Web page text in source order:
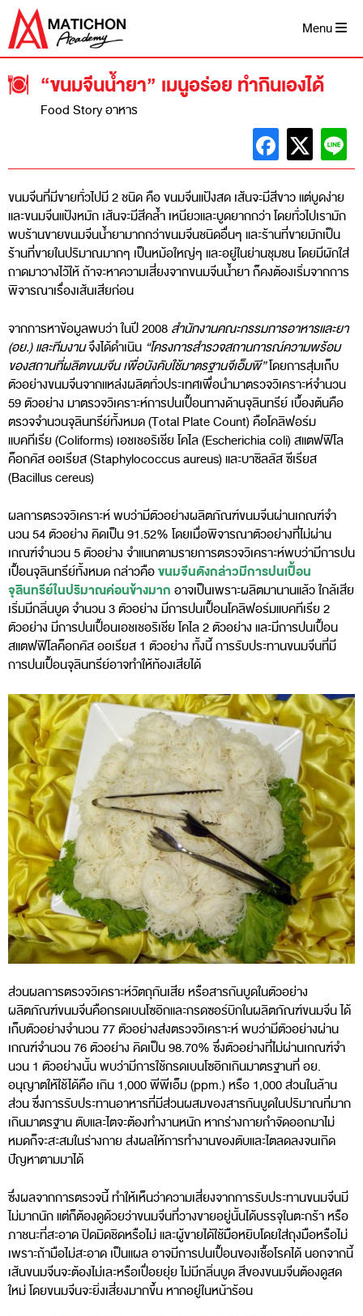
Skip
content
Menu
“ขนมจีนน้ำยา” เมนูอร่อย ทำกินเองได้
Food Story อาหาร
ขนมจีนที่มีขายทั่วไปมี 2 ชนิด คือ ขนมจีนแป้งสด เส้นจะมีสีขาว แต่บูดง่าย
และขนมจีนแป้งหมัก เส้นจะมีสีคล้ำ เหนียวและบูดยากกว่า โดยทั่วไปเรามัก
พบร้านขายขนมจีนน้ำยามากกว่าขนมจีนชนิดอื่นๆ และร้านที่ขายมักเป็น
ร้านที่ขายในปริมาณมากๆ เป็นหม้อใหญ่ๆ และอยู่ในย่านชุมชน โดยมีผักใส่
ถาดมาวางไว้ให้ ถ้าจะหาความเสี่ยงจากขนมจีนน้ำยา ก็คงต้องเริ่มจากการ
พิจารณาเรื่องเส้นเสียก่อน
จากการหาข้อมูลพบว่า ในปี 2008 สํานักงานคณะกรรมการอาหารและยา
(อย.) และทีมงานจึงได้ดําเนิน “โครงการสํารวจสถานการณ์ความพร้อม
ของสถานที่ผลิตขนมจีน เพื่อบังคับใช้มาตรฐานจีเอ็มพี”โดยการสุ่มเก็บ
ตัวอย่างขนมจีนจากแหล่งผลิตทั่วประเทศเพื่อนํามาตรวจวิเคราะห์จํานวน
59 ตัวอย่าง มาตรวจวิเคราะห์การปนเปื้อนทางด้านจุลินทรีย์ เบื้องต้นคือ
ตรวจจํานวนจุลินทรีย์ทั้งหมด (Total Plate Count) คือโคลิฟอร์ม
แบคทีเรีย (Coliforms) เอชเชอริเชีย โคไล (Escherichia coli) สแตฟฟิโล
ค็อกคัส ออเรียส (Staphylococcus aureus) และบาซิลลัส ซีเรียส
(Bacillus cereus)
ผลการตรวจวิเคราะห์ พบว่ามีตัวอย่างผลิตภัณฑ์ขนมจีนผ่านเกณฑ์จํา
นวน 54 ตัวอย่าง คิดเป็น 91.52% โดยเมื่อพิจารณาตัวอย่างที่ไม่ผ่าน
เกณฑ์จํานวน 5 ตัวอย่าง จําแนกตามรายการตรวจวิเคราะห์พบว่ามีการปน
เปื้อนจุลินทรีย์ทั้งหมด กล่าวคือขนมจีนดังกล่าวมีการปนเปื้อน
จุลินทรีย์ในปริมาณค่อนข้างมาก อาจเป็นเพราะผลิตมานานแล้ว ใกล้เสีย
เริ่มมีกลิ่นบูด จํานวน 3 ตัวอย่าง มีการปนเปื้อนโคลิฟอร์มแบคทีเรีย 2
ตัวอย่าง มีการปนเปื้อนเอชเชอริเชีย โคไล 2 ตัวอย่าง และมีการปนเปื้อน
สแตฟฟิโลค็อกคัส ออเรียส 1 ตัวอย่าง ทั้งนี้ การรับประทานขนมจีนที่มี
การปนเปื้อนจุลินทรีย์อาจทําให้ท้องเสียได้
ส่วนผลการตรวจวิเคราะห์วัตถุกันเสีย หรือสารกันบูดในตัวอย่าง
ผลิตภัณฑ์ขนมจีนคือกรดเบนโซอิกและกรดซอร์บิกในผลิตภัณฑ์ขนมจีน ได้
เก็บตัวอย่างจํานวน 77 ตัวอย่างส่งตรวจวิเคราะห์ พบว่ามีตัวอย่างผ่าน
เกณฑ์จํานวน 76 ตัวอย่าง คิดเป็น 98.70% ซึ่งตัวอย่างที่ไม่ผ่านเกณฑ์จํา
นวน 1 ตัวอย่างนั้น พบว่ามีการใช้กรดเบนโซอิกเกินมาตรฐานที่ อย.
อนุญาตให้ใช้ได้คือ เกิน 1,000 พีพีเอ็ม (ppm.) หรือ 1,000 ส่วนในล้าน
ส่วน ซึ่งการรับประทานอาหารที่มีส่วนผสมของสารกันบูดในปริมาณที่มาก
เกินมาตรฐาน ตับและไตจะต้องทํางานหนัก หากร่างกายกําจัดออกมาไม่
หมดก็จะสะสมในร่างกาย ส่งผลให้การทํางานของตับและไตลดลงจนเกิด
ปัญหาตามมาได้
ซึ่งผลจากการตรวจนี้ ทําให้เห็นว่าความเสี่ยงจากการรับประทานขนมจีนมี
ไม่มากนัก แต่ก็ต้องดูด้วยว่าขนมจีนที่วางขายอยู่นั้นได้บรรจุในตะกร้า หรือ
ภาชนะที่สะอาด ปิดมิดชิดหรือไม่ และผู้ขายได้ใช้มือหยิบโดยใส่ถุงมือหรือไม่
เพราะถ้ามือไม่สะอาด เป็นแผล อาจมีการปนเปื้อนของเชื้อโรคได้ นอกจากนี้
เส้นขนมจีนจะต้องไม่เละหรือเปื่อยยุ่ย ไม่มีกลิ่นบูด สีของขนมจีนต้องดูสด
ใหม่ โดยขนมจีนจะยิ่งเสี่ยงมากขึ้น หากอยู่ในหน้าร้อน